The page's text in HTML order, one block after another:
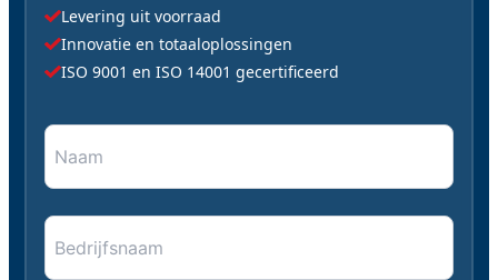
Levering uit voorraad
Innovatie en totaaloplossingen
ISO 9001 en ISO 14001 gecertificeerd
"Naam
*
Bedrijfsnaam